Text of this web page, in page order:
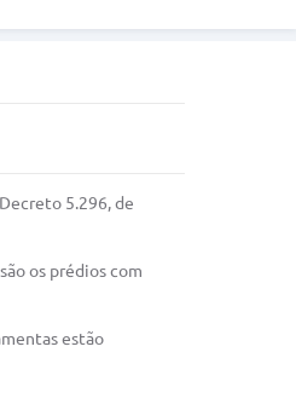
5.296, de
os prédios com
estão